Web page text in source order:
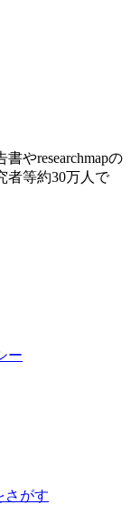
やresearchmapの
者等約30万人で
ー
さがす